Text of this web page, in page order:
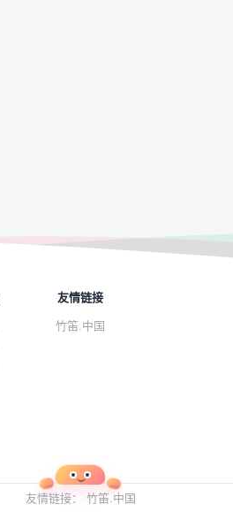
友情链接
竹笛.中国
友情链接： 竹笛.中国